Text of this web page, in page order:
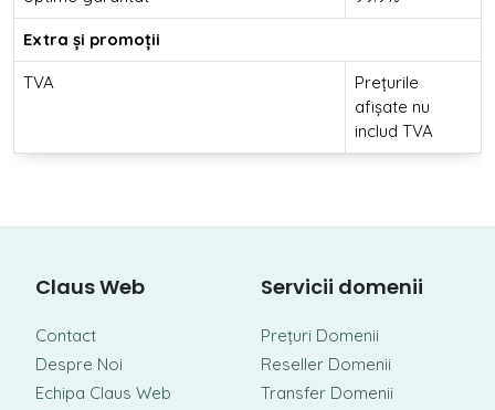
Extra și promoții
TVA
Prețurile
afișate nu
includ TVA
Claus Web
Contact
Despre Noi
Echipa Claus Web
Servicii domenii
Prețuri Domenii
Reseller Domenii
Transfer Domenii